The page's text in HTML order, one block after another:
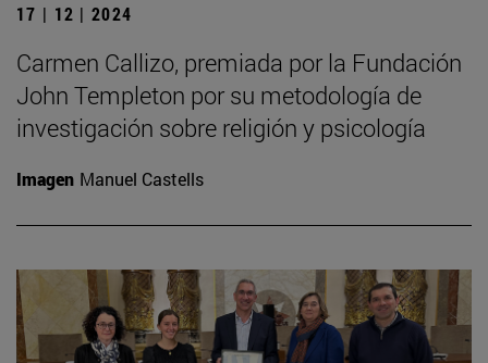
17 | 12 | 2024
Carmen Callizo, premiada por la Fundación
John Templeton por su metodología de
investigación sobre religión y psicología
Imagen Manuel Castells